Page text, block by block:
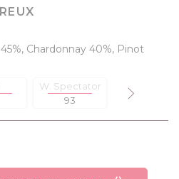
Chardonnay 40%, Pinot
W. Spectator
93
W.Advocate